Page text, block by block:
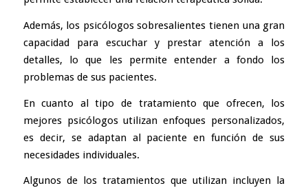
Además, los psicólogos sobresalientes tienen una gran
capacidad para escuchar y prestar atención a los
detalles, lo que les permite entender a fondo los
problemas de sus pacientes.
En cuanto al tipo de tratamiento que ofrecen, los
mejores psicólogos utilizan enfoques personalizados,
es decir, se adaptan al paciente en función de sus
necesidades individuales.
Algunos de los tratamientos que utilizan incluyen la